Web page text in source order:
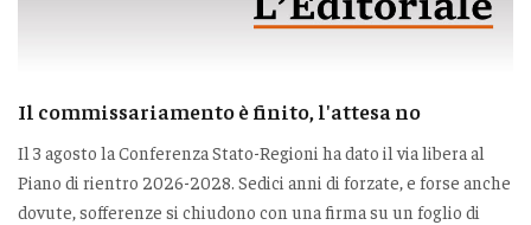
Il commissariamento è finito, l'attesa no
Il 3 agosto la Conferenza Stato-Regioni ha dato il via libera al
Piano di rientro 2026-2028. Sedici anni di forzate, e forse anche
dovute, sofferenze si chiudono con una firma su un foglio di